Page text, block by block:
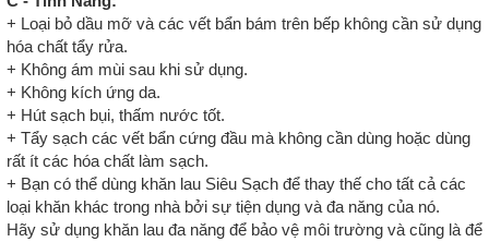
+ Loại bỏ dầu mỡ và các vết bẩn bám trên bếp không cần sử dụng
hóa chất tẩy rửa.
+ Không ám mùi sau khi sử dụng.
+ Không kích ứng da.
+ Hút sạch bụi, thấm nước tốt.
+ Tẩy sạch các vết bẩn cứng đầu mà không cần dùng hoặc dùng
rất ít các hóa chất làm sạch.
+ Bạn có thể dùng khăn lau Siêu Sạch để thay thế cho tất cả các
loại khăn khác trong nhà bởi sự tiện dụng và đa năng của nó.
Hãy sử dụng khăn lau đa năng để bảo vệ môi trường và cũng là để